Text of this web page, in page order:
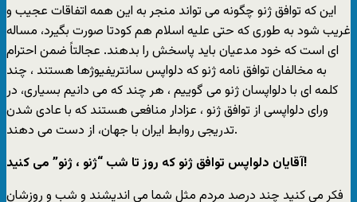
این که توافق ژنو چگونه می تواند منجر به این همه اتفاقات عجیب و
غریب شود به طوری که حتی علیه اسلام هم کودتا صورت بگیرد، مساله
ای است که خود مدعیان باید پاسخش را بدهند. عجالتاً ضمن احترام
به مخالفان توافق نامه ژنو که دلواپس سانتریفیوژها هستند ، چند
کلمه ای با دلواپسان ژنو می گوییم ، هر چند که می دانیم بسیاری، در
ورای دلواپسی از توافق ژنو ، عزادار منافعی هستند که با عادی شدن
تدریجی روابط ایران با جهان، از دست می دهند.
آقایان دلواپس توافق ژنو که روز تا شب “ژنو ، ژنو” می کنید!
فکر می کنید چند درصد مردم مثل شما می اندیشند و شب و روزشان